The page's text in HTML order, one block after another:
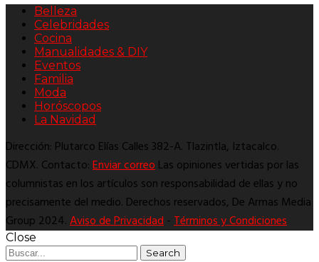
Belleza
Celebridades
Cocina
Manualidades & DIY
Eventos
Familia
Moda
Horóscopos
La Navidad
Dirección: Plutarco Elías Calles 382-A. Tlazintla, Iztacalco.
CDMX. Contacto:Enviar correoLas opiniones vertidas por las
columnistas en los artículos son responsabilidad de ellas y no
precisamente del medio. Derechos reservados, De Armas Media
Group 2024.Aviso de Privacidad-Términos y Condiciones
Close